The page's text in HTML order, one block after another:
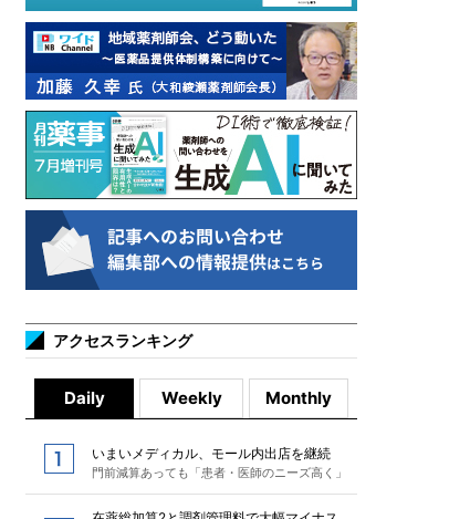
アクセスランキング
Daily Weekly Monthly
いまいメディカル、モール内出店を継続
門前減算あっても「患者・医師のニーズ高く」